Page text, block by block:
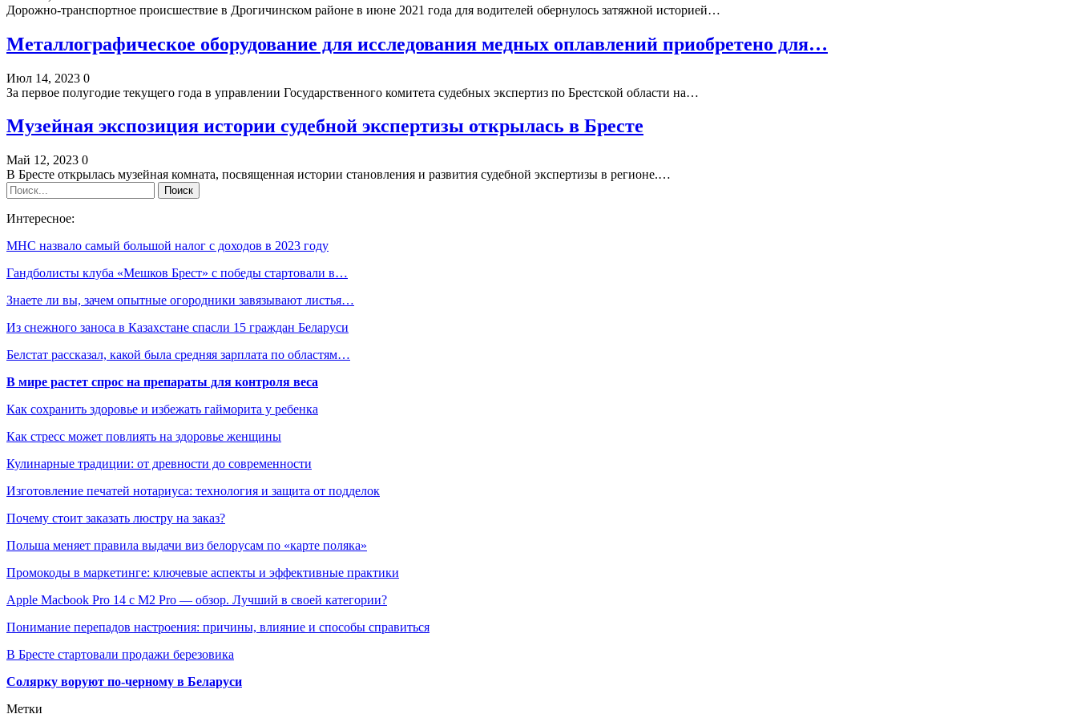
Дорожно-транспортное происшествие в Дрогичинском районе в июне 2021 года для водителей обернулось затяжной историей…
Металлографическое оборудование для исследования медных оплавлений приобретено для…
Июл 14, 2023 0
За первое полугодие текущего года в управлении Государственного комитета судебных экспертиз по Брестской области на…
Музейная экспозиция истории судебной экспертизы открылась в Бресте
Май 12, 2023 0
В Бресте открылась музейная комната, посвященная истории становления и развития судебной экспертизы в регионе.…
Интересное:
МНС назвало самый большой налог с доходов в 2023 году
Гандболисты клуба «Мешков Брест» с победы стартовали в…
Знаете ли вы, зачем опытные огородники завязывают листья…
Из снежного заноса в Казахстане спасли 15 граждан Беларуси
Белстат рассказал, какой была средняя зарплата по областям…
В мире растет спрос на препараты для контроля веса
Как сохранить здоровье и избежать гайморита у ребенка
Как стресс может повлиять на здоровье женщины
Кулинарные традиции: от древности до современности
Изготовление печатей нотариуса: технология и защита от подделок
Почему стоит заказать люстру на заказ?
Польша меняет правила выдачи виз белорусам по «карте поляка»
Промокоды в маркетинге: ключевые аспекты и эффективные практики
Apple Macbook Pro 14 с M2 Pro — обзор. Лучший в своей категории?
Понимание перепадов настроения: причины, влияние и способы справиться
В Бресте стартовали продажи березовика
Солярку воруют по-черному в Беларуси
Метки